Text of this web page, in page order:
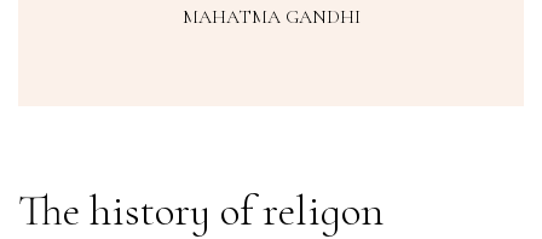
MAHATMA GANDHI
The history of religon